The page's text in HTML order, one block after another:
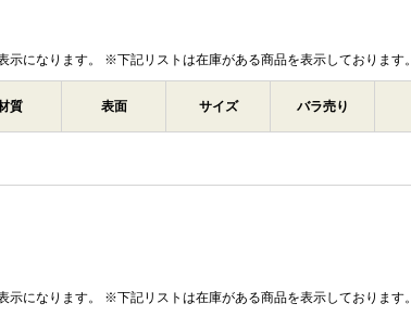
になります。 ※下記リストは在庫がある商品を表示しております。
質 表面 サイズ バラ売り
になります。 ※下記リストは在庫がある商品を表示しております。